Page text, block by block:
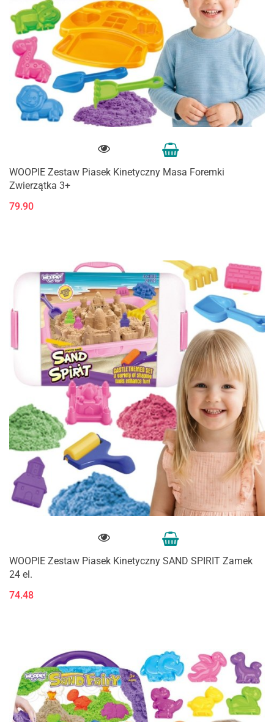
WOOPIE Zestaw Piasek Kinetyczny Masa Foremki
Zwierzątka 3+
79.90
WOOPIE Zestaw Piasek Kinetyczny SAND SPIRIT Zamek
24 el.
74.48